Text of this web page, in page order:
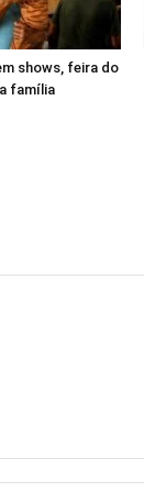
shows, feira do
família